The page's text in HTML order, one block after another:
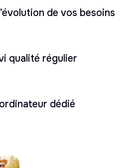
de vos besoins
qualité régulier
dédié